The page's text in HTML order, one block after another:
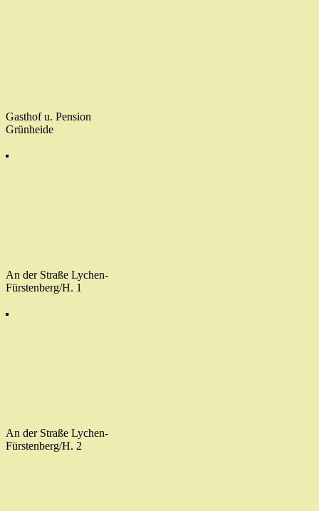
Gasthof u. Pension
Grünheide
An der Straße Lychen-
Fürstenberg/H. 1
An der Straße Lychen-
Fürstenberg/H. 2